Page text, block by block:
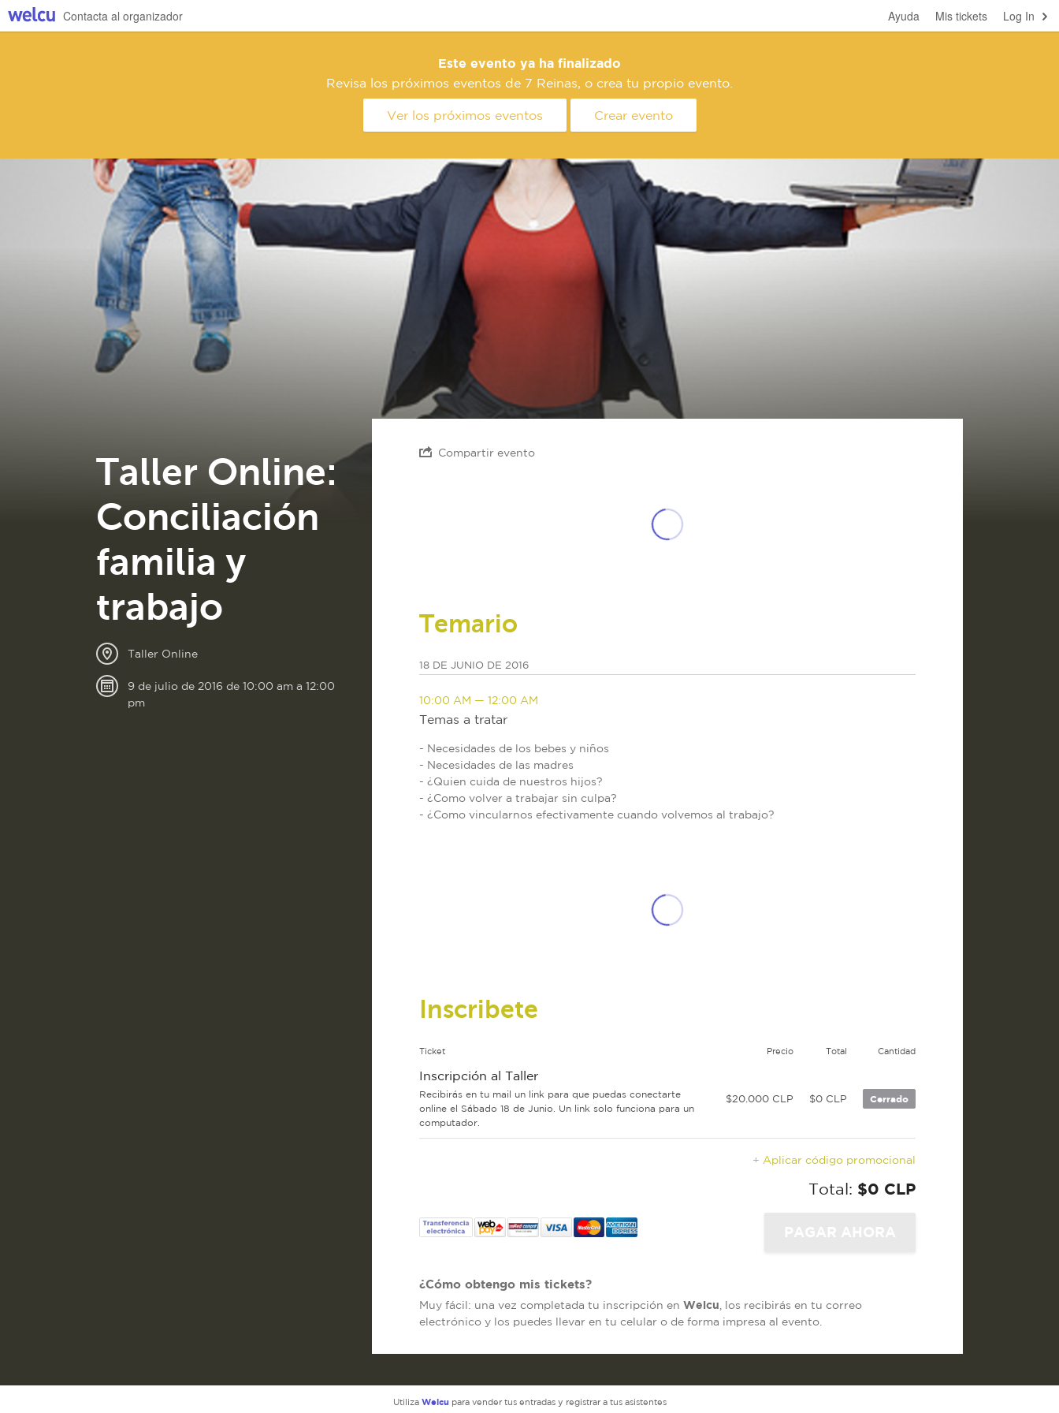
Log In
Mis tickets
Ayuda
Contacta al organizador
Este evento ya ha finalizado
Revisa los próximos eventos de 7 Reinas, o crea tu propio evento.
Ver los próximos eventos Crear evento
Taller Online:
Conciliación
familia y
trabajo
Taller Online
9 de julio de 2016 de 10:00 am a 12:00
pm
Compartir evento
Temario
18 DE JUNIO DE 2016
10:00 AM — 12:00 AM
Temas a tratar
- Necesidades de los bebes y niños
- Necesidades de las madres
- ¿Quien cuida de nuestros hijos?
- ¿Como volver a trabajar sin culpa?
- ¿Como vincularnos efectivamente cuando volvemos al trabajo?
Inscribete
Ticket Precio Total Cantidad
Inscripción al Taller
Recibirás en tu mail un link para que puedas conectarte
online el Sábado 18 de Junio. Un link solo funciona para un
computador.
$20.000 CLP $0 CLP Cerrado
+ Aplicar código promocional
Total: $0 CLP
¿Cómo obtengo mis tickets?
Muy fácil: una vez completada tu inscripción en Welcu , los recibirás en tu correo
electrónico y los puedes llevar en tu celular o de forma impresa al evento.
Utiliza Welcu para vender tus entradas y registrar a tus asistentes